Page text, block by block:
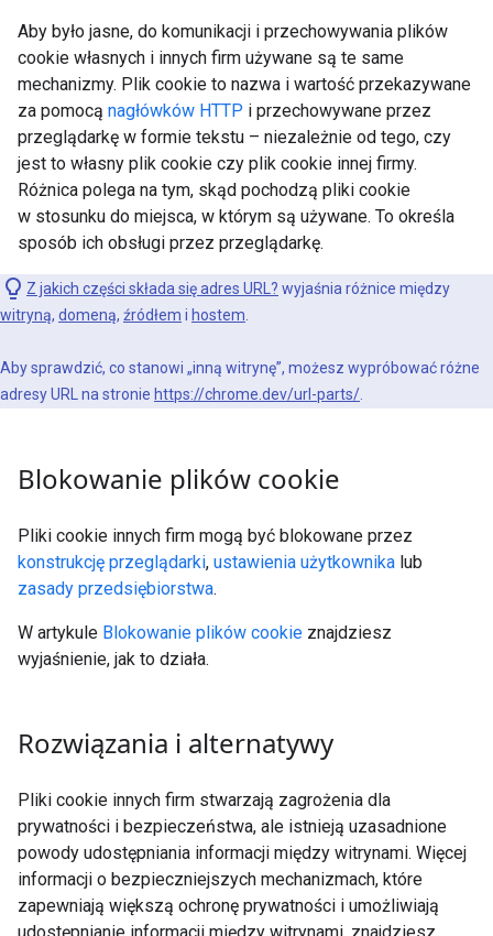
Aby było jasne, do komunikacji i przechowywania plików
cookie własnych i innych firm używane są te same
mechanizmy. Plik cookie to nazwa i wartość przekazywane
za pomocą nagłówków HTTP i przechowywane przez
przeglądarkę w formie tekstu – niezależnie od tego, czy
jest to własny plik cookie czy plik cookie innej firmy.
Różnica polega na tym, skąd pochodzą pliki cookie
w stosunku do miejsca, w którym są używane. To określa
sposób ich obsługi przez przeglądarkę.
Z jakich części składa się adres URL? wyjaśnia różnice między
witryną, domeną, źródłem i hostem
Aby sprawdzić, co stanowi „inną witrynę”, możesz wypróbować różne
adresy URL na stronie https://chrome.dev/url-parts/
Blokowanie plików cookie
Pliki cookie innych firm mogą być blokowane przez
konstrukcję przeglądarki, ustawienia użytkownika lub
zasady przedsiębiorstwa.
W artykule Blokowanie plików cookie znajdziesz
wyjaśnienie, jak to działa.
Rozwiązania i alternatywy
Pliki cookie innych firm stwarzają zagrożenia dla
prywatności i bezpieczeństwa, ale istnieją uzasadnione
powody udostępniania informacji między witrynami. Więcej
informacji o bezpieczniejszych mechanizmach, które
zapewniają większą ochronę prywatności i umożliwiają